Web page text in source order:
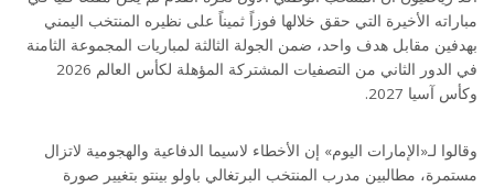
مباراته الأخيرة التي حقق خلالها فوزاً ثميناً على نظيره المنتخب اليمني
بهدفين مقابل هدف واحد، ضمن الجولة الثالثة لمباريات المجموعة الثامنة
في الدور الثاني من التصفيات المشتركة المؤهلة لكأس العالم 2026
وكأس آسيا 2027.
وقالوا لـ«الإمارات اليوم» إن الأخطاء لاسيما الدفاعية والهجومية لاتزال
مستمرة، مطالبين مدرب المنتخب البرتغالي باولو بينتو بتغيير صورة